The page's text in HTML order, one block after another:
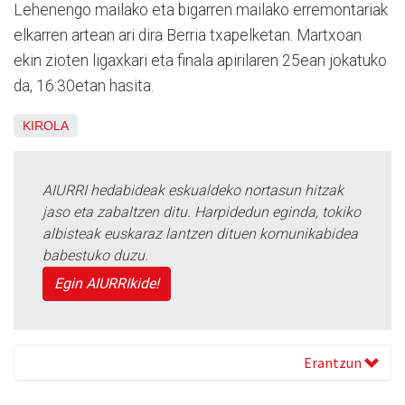
Lehenengo mailako eta bigarren mailako erremontariak
elkarren artean ari dira Berria txapelketan. Martxoan
ekin zioten ligaxkari eta finala apirilaren 25ean jokatuko
da, 16:30etan hasita.
KIROLA
AIURRI hedabideak eskualdeko nortasun hitzak
jaso eta zabaltzen ditu. Harpidedun eginda, tokiko
albisteak euskaraz lantzen dituen komunikabidea
babestuko duzu.
Egin AIURRIkide!
Erantzun